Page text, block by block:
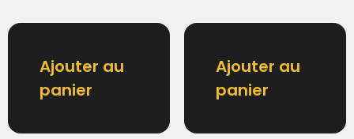
Ajouter au
panier
Ajouter au
panier